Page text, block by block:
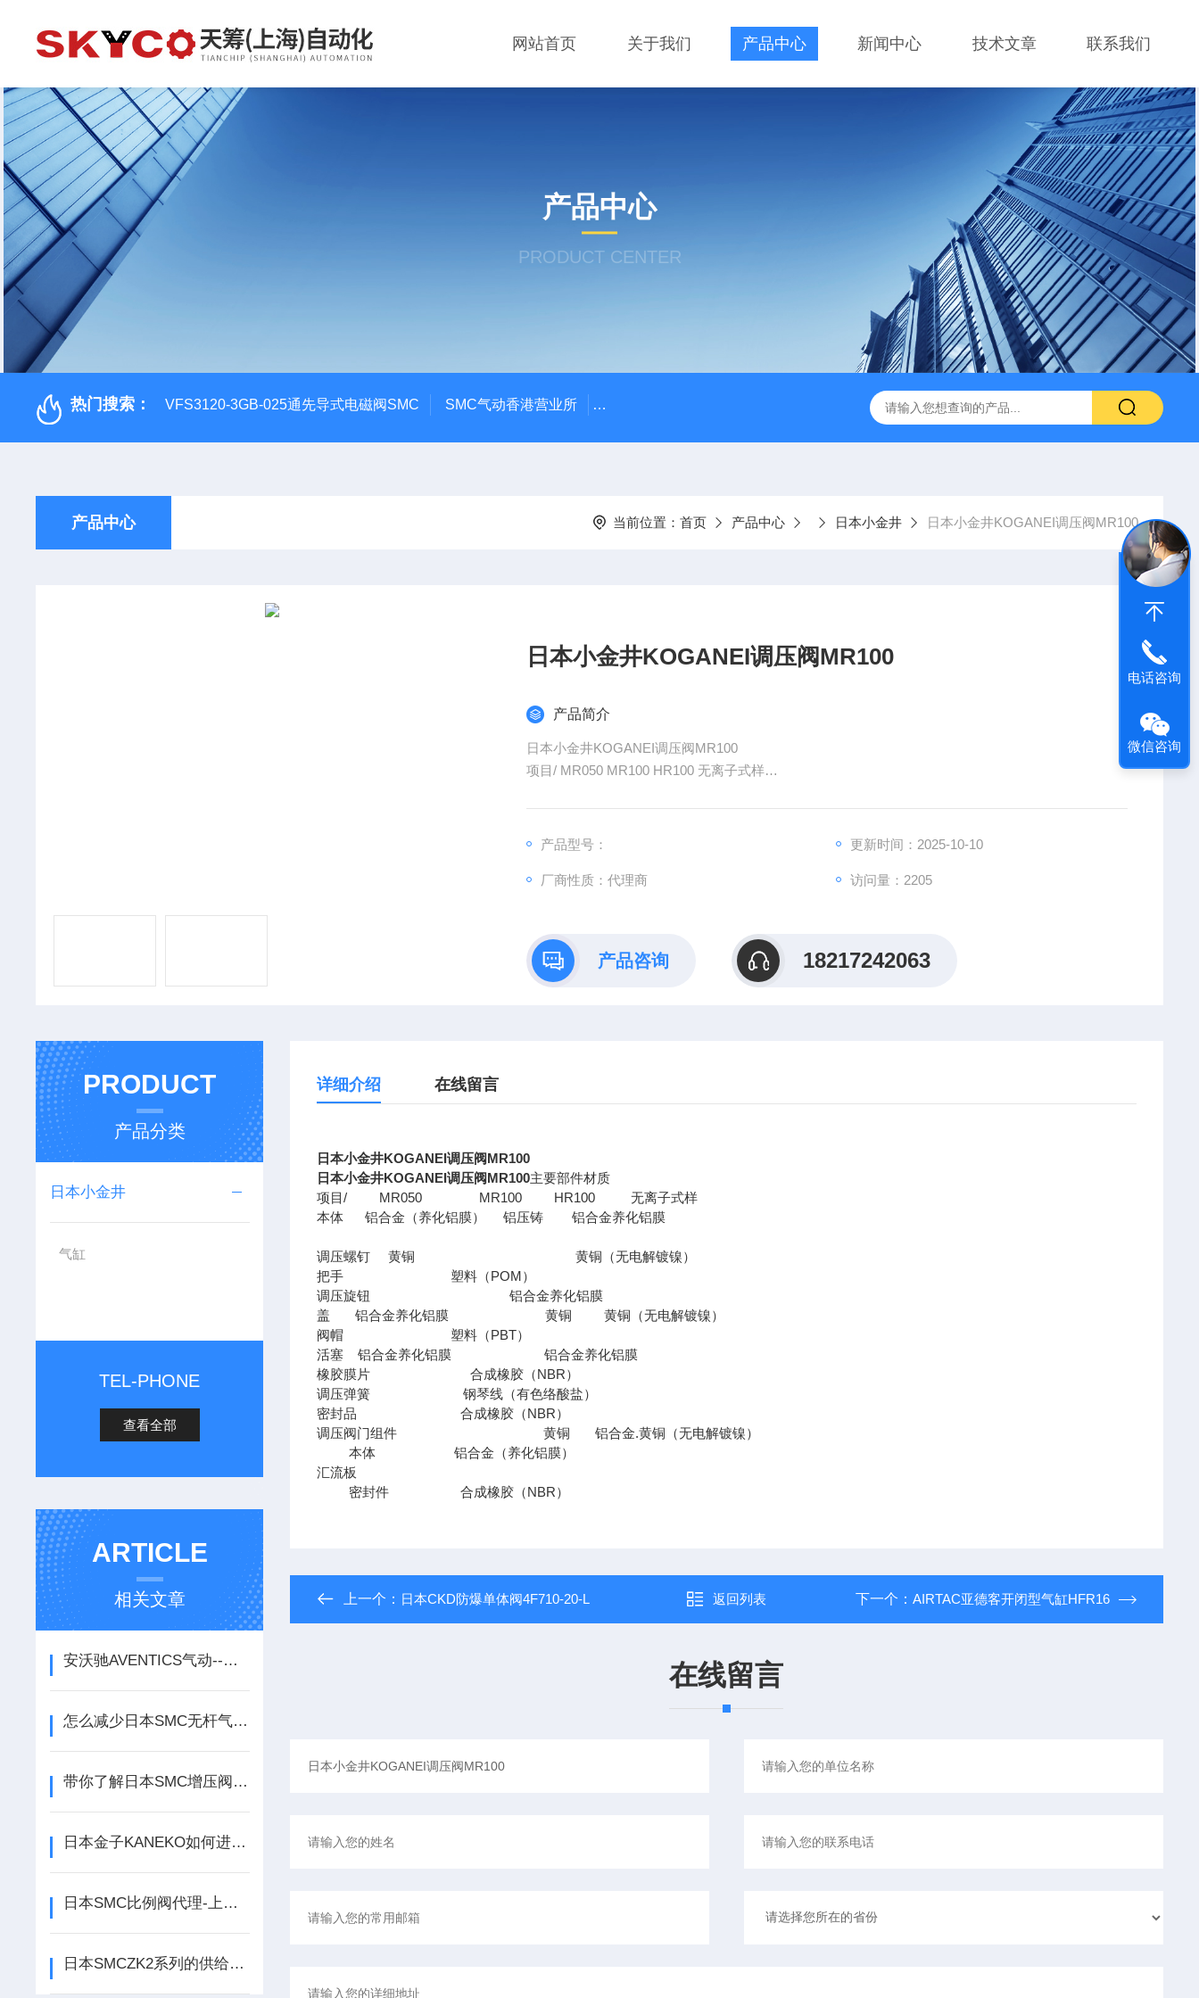
网站首页 关于我们 产品中心 新闻中心 技术文章 联系我们
产品中心
PRODUCT CENTER
热门搜索： VFS3120-3GB-025通先导式电磁阀SMC SMC气动香港营业所 PAX1212-03SMC隔膜泵 AVL-20-25-S6德国FESTO气动 ORIENTALMOTOR东方马达
产品中心 当前位置： 首页 产品中心 日本小金井 日本小金井KOGANEI调压阀MR100
日本小金井KOGANEI调压阀MR100
产品简介
日本小金井KOGANEI调压阀MR100
项目/ MR050 MR100 HR100 无离子式样
产品型号： 更新时间：2025-10-10
厂商性质：代理商 访问量：2205
产品咨询 18217242063
PRODUCT
产品分类
日本小金井
气缸
TEL-PHONE
查看全部
ARTICLE
相关文章
安沃驰AVENTICS气动--让“重量”不再是问题
怎么减少日本SMC无杆气缸套磨损
带你了解日本SMC增压阀漏液的原因及处理措施
日本金子KANEKO如何进行阻火器选型
日本SMC比例阀代理-上海厂家
日本SMCZK2系列的供给阀和真空破坏阀的配线方法
详细介绍 在线留言
日本小金井KOGANEI调压阀MR100
日本小金井KOGANEI调压阀MR100主要部件材质
项目/ MR050 MR100 HR100 无离子式样
本体 铝合金（养化铝膜） 铝压铸 铝合金养化铝膜
调压螺钉 黄铜 黄铜（无电解镀镍）
把手 塑料（POM）
调压旋钮 铝合金养化铝膜
盖 铝合金养化铝膜 黄铜 黄铜（无电解镀镍）
阀帽 塑料（PBT）
活塞 铝合金养化铝膜 铝合金养化铝膜
橡胶膜片 合成橡胶（NBR）
调压弹簧 钢琴线（有色络酸盐）
密封品 合成橡胶（NBR）
调压阀门组件 黄铜 铝合金.黄铜（无电解镀镍）
本体 铝合金（养化铝膜）
汇流板
密封件 合成橡胶（NBR）
上一个： 日本CKD防爆单体阀4F710-20-L 返回列表 下一个： AIRTAC亚德客开闭型气缸HFR16
在线留言
电话咨询
微信咨询